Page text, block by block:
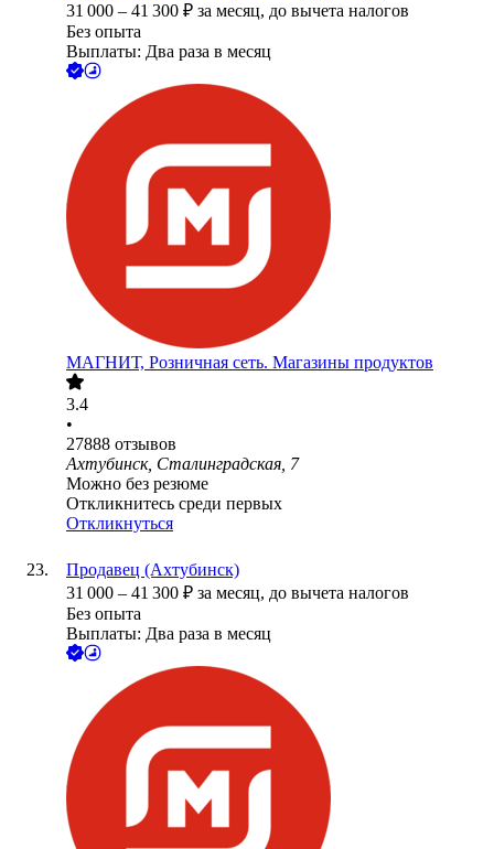
31 000 – 41 300 ₽ за месяц, до вычета налогов
Без опыта
Выплаты: Два раза в месяц
МАГНИТ, Розничная сеть. Магазины продуктов
3.4
•
27888 отзывов
Ахтубинск, Сталинградская, 7
Можно без резюме
Откликнитесь среди первых
Откликнуться
Продавец (Ахтубинск)
31 000 – 41 300 ₽ за месяц, до вычета налогов
Без опыта
Выплаты: Два раза в месяц